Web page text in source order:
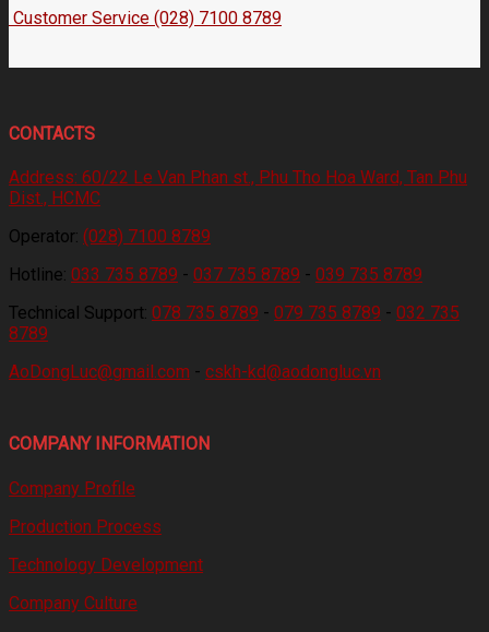
Customer Service (028) 7100 8789
CONTACTS
Address: 60/22 Le Van Phan st., Phu Tho Hoa Ward, Tan Phu
Dist., HCMC
Operator: (028) 7100 8789
Hotline: 033 735 8789 - 037 735 8789 - 039 735 8789
Technical Support: 078 735 8789 - 079 735 8789 - 032 735
8789
AoDongLuc@gmail.com - cskh-kd@aodongluc.vn
COMPANY INFORMATION
Company Profile
Production Process
Technology Development
Company Culture